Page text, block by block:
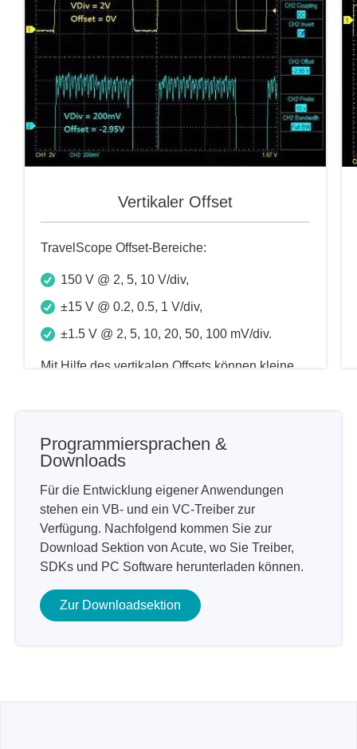
Vertikaler Offset
TravelScope Offset-Bereiche:
150 V @ 2, 5, 10 V/div,
±15 V @ 0.2, 0.5, 1 V/div,
±1.5 V @ 2, 5, 10, 20, 50, 100 mV/div.
Mit Hilfe des vertikalen Offsets können kleine
TravelScopes beträgt 2mV/div bis 10V/div
Programmiersprachen &
Downloads
Für die Entwicklung eigener Anwendungen
stehen ein VB- und ein VC-Treiber zur
Verfügung. Nachfolgend kommen Sie zur
Download Sektion von Acute, wo Sie Treiber,
SDKs und PC Software herunterladen können.
Zur Downloadsektion